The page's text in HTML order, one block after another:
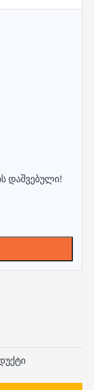
დაშვებული!